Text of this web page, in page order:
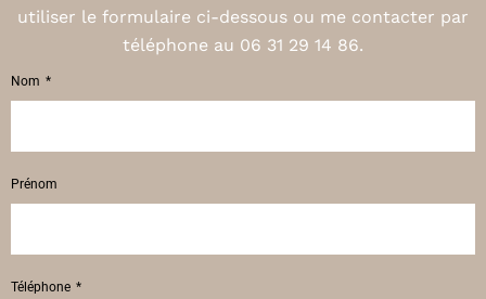
utiliser le formulaire ci-dessous ou me contacter par
téléphone au 06 31 29 14 86.
Nom
Prénom
Téléphone